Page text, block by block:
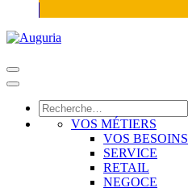
VOS MÉTIERS
VOS BESOINS
SERVICE
RETAIL
NEGOCE